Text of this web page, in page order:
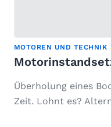
MOTOREN UND TECHNIK
Überholung eines
Zeit. Lohnt es?